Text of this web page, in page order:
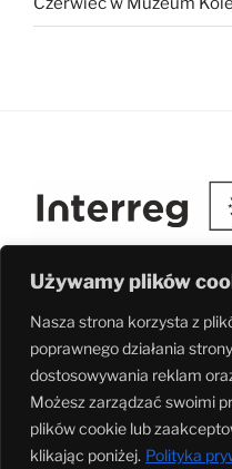
Używamy plików
Nasza strona korzysta z
poprawnego działania
dostosowywania reklam
Możesz zarządzać swoimi
plików cookie lub
klikając poniżej. Polityka
Fundacja Ochrony Dziedzictwa
pn. Kolej łączy kultury w ramach
2027 nr. rej. CZ.11.02.01/00/